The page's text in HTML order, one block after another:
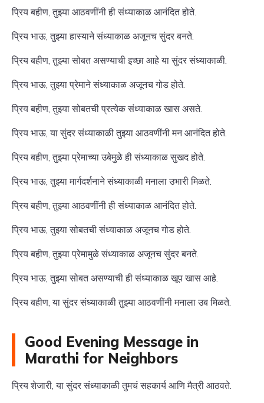
प्रिय बहीण, तुझ्या आठवणींनी ही संध्याकाळ आनंदित होते.
प्रिय भाऊ, तुझ्या हास्याने संध्याकाळ अजूनच सुंदर बनते.
प्रिय बहीण, तुझ्या सोबत असण्याची इच्छा आहे या सुंदर संध्याकाळी.
प्रिय भाऊ, तुझ्या प्रेमाने संध्याकाळ अजूनच गोड होते.
प्रिय बहीण, तुझ्या सोबतची प्रत्येक संध्याकाळ खास असते.
प्रिय भाऊ, या सुंदर संध्याकाळी तुझ्या आठवणींनी मन आनंदित होते.
प्रिय बहीण, तुझ्या प्रेमाच्या उबेमुळे ही संध्याकाळ सुखद होते.
प्रिय भाऊ, तुझ्या मार्गदर्शनाने संध्याकाळी मनाला उभारी मिळते.
प्रिय बहीण, तुझ्या आठवणींनी ही संध्याकाळ आनंदित होते.
प्रिय भाऊ, तुझ्या सोबतची संध्याकाळ अजूनच गोड होते.
प्रिय बहीण, तुझ्या प्रेमामुळे संध्याकाळ अजूनच सुंदर बनते.
प्रिय भाऊ, तुझ्या सोबत असण्याची ही संध्याकाळ खूप खास आहे.
प्रिय बहीण, या सुंदर संध्याकाळी तुझ्या आठवणींनी मनाला उब मिळते.
Good Evening Message in
Marathi for Neighbors
प्रिय शेजारी, या सुंदर संध्याकाळी तुमचं सहकार्य आणि मैत्री आठवते.